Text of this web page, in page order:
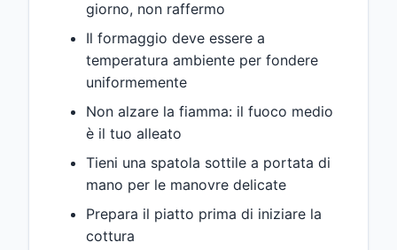
giorno, non raffermo
Il formaggio deve essere a
temperatura ambiente per fondere
uniformemente
Non alzare la fiamma: il fuoco medio
è il tuo alleato
Tieni una spatola sottile a portata di
mano per le manovre delicate
Prepara il piatto prima di iniziare la
cottura